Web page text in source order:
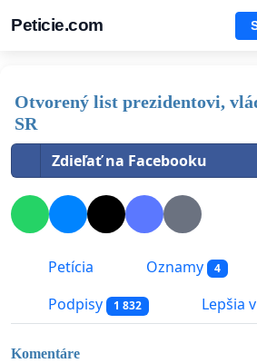
Peticie.com
Otvorený list prezidentovi,
SR
Zdieľať na Facebooku
Petícia Oznamy 4
Podpisy 1 832 Lepšia
Komentáre